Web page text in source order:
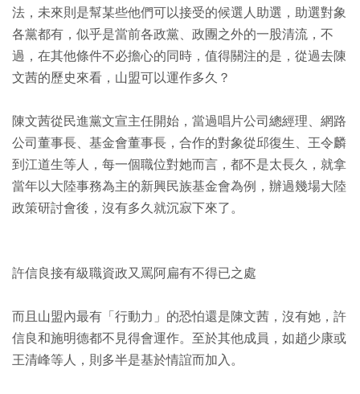
法，未來則是幫某些他們可以接受的候選人助選，助選對象
各黨都有，似乎是當前各政黨、政團之外的一股清流，不
過，在其他條件不必擔心的同時，值得關注的是，從過去陳
文茜的歷史來看，山盟可以運作多久？
陳文茜從民進黨文宣主任開始，當過唱片公司總經理、網路
公司董事長、基金會董事長，合作的對象從邱復生、王令麟
到江道生等人，每一個職位對她而言，都不是太長久，就拿
當年以大陸事務為主的新興民族基金會為例，辦過幾場大陸
政策研討會後，沒有多久就沉寂下來了。
許信良接有級職資政又罵阿扁有不得已之處
而且山盟內最有「行動力」的恐怕還是陳文茜，沒有她，許
信良和施明德都不見得會運作。至於其他成員，如趙少康或
王清峰等人，則多半是基於情誼而加入。